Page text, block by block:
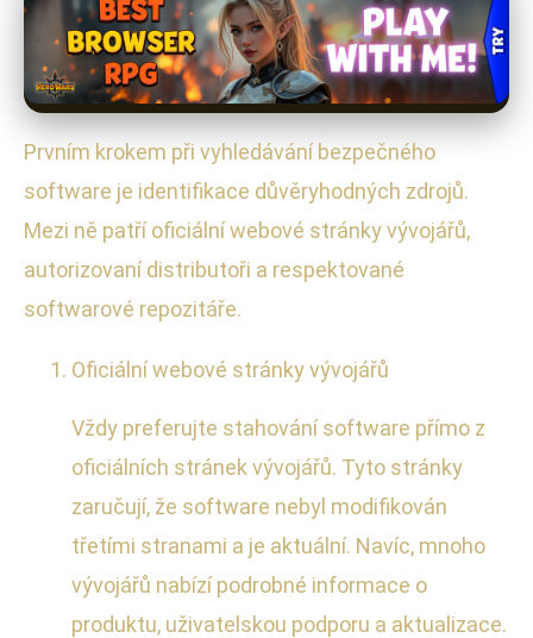
Prvním krokem při vyhledávání bezpečného
software je identifikace důvěryhodných zdrojů.
Mezi ně patří oficiální webové stránky vývojářů,
autorizovaní distributoři a respektované
softwarové repozitáře.
Oficiální webové stránky vývojářů
Vždy preferujte stahování software přímo z
oficiálních stránek vývojářů. Tyto stránky
zaručují, že software nebyl modifikován
třetími stranami a je aktuální. Navíc, mnoho
vývojářů nabízí podrobné informace o
produktu, uživatelskou podporu a aktualizace.